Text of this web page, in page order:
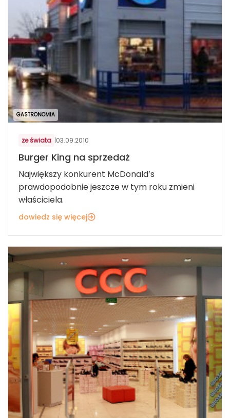
GASTRONOMIA
ze świata |03.09.2010
Burger King na sprzedaż
Największy konkurent McDonald’s
prawdopodobnie jeszcze w tym roku zmieni
właściciela.
dowiedz się więcej